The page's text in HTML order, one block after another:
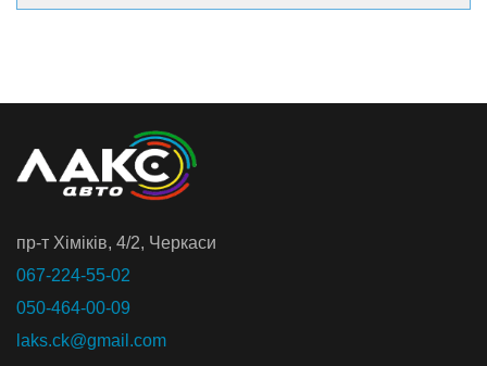
пр-т Хiмiкiв, 4/2, Черкаси
067-224-55-02
050-464-00-09
laks.ck@gmail.com